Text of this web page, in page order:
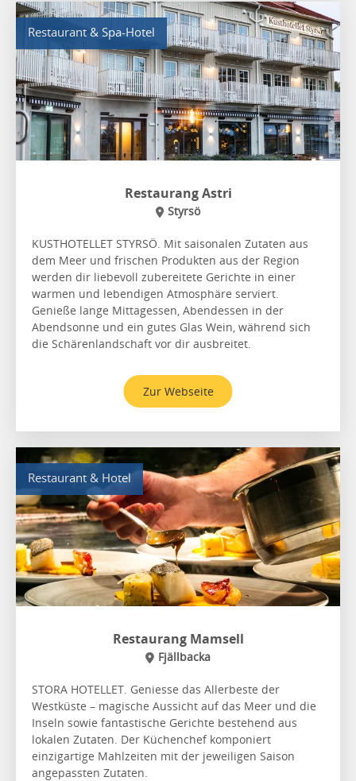
Restaurant & Spa-Hotel
Restaurang Astri
Styrsö
KUSTHOTELLET STYRSÖ. Mit saisonalen Zutaten aus
dem Meer und frischen Produkten aus der Region
werden dir liebevoll zubereitete Gerichte in einer
warmen und lebendigen Atmosphäre serviert.
Genieße lange Mittagessen, Abendessen in der
Abendsonne und ein gutes Glas Wein, während sich
die Schärenlandschaft vor dir ausbreitet.
Zur Webseite
Restaurant & Hotel
Restaurang Mamsell
Fjällbacka
STORA HOTELLET. Geniesse das Allerbeste der
Westküste – magische Aussicht auf das Meer und die
Inseln sowie fantastische Gerichte bestehend aus
lokalen Zutaten. Der Küchenchef komponiert
einzigartige Mahlzeiten mit der jeweiligen Saison
angepassten Zutaten.